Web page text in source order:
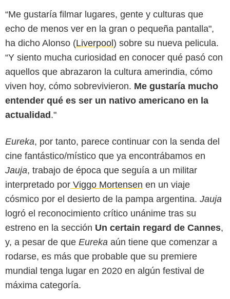
“Me gustaría filmar lugares, gente y culturas que
echo de menos ver en la gran o pequeña pantalla",
ha dicho Alonso (Liverpool) sobre su nueva pelicula.
“Y siento mucha curiosidad en conocer qué pasó con
aquellos que abrazaron la cultura amerindia, cómo
viven hoy, cómo sobrevivieron. Me gustaría mucho
entender qué es ser un nativo americano en la
actualidad."
Eureka, por tanto, parece continuar con la senda del
cine fantástico/místico que ya encontrábamos en
Jauja, trabajo de época que seguía a un militar
interpretado por Viggo Mortensen en un viaje
cósmico por el desierto de la pampa argentina. Jauja
logró el reconocimiento crítico unánime tras su
estreno en la sección Un certain regard de Cannes,
y, a pesar de que Eureka aún tiene que comenzar a
rodarse, es más que probable que su premiere
mundial tenga lugar en 2020 en algún festival de
máxima categoría.